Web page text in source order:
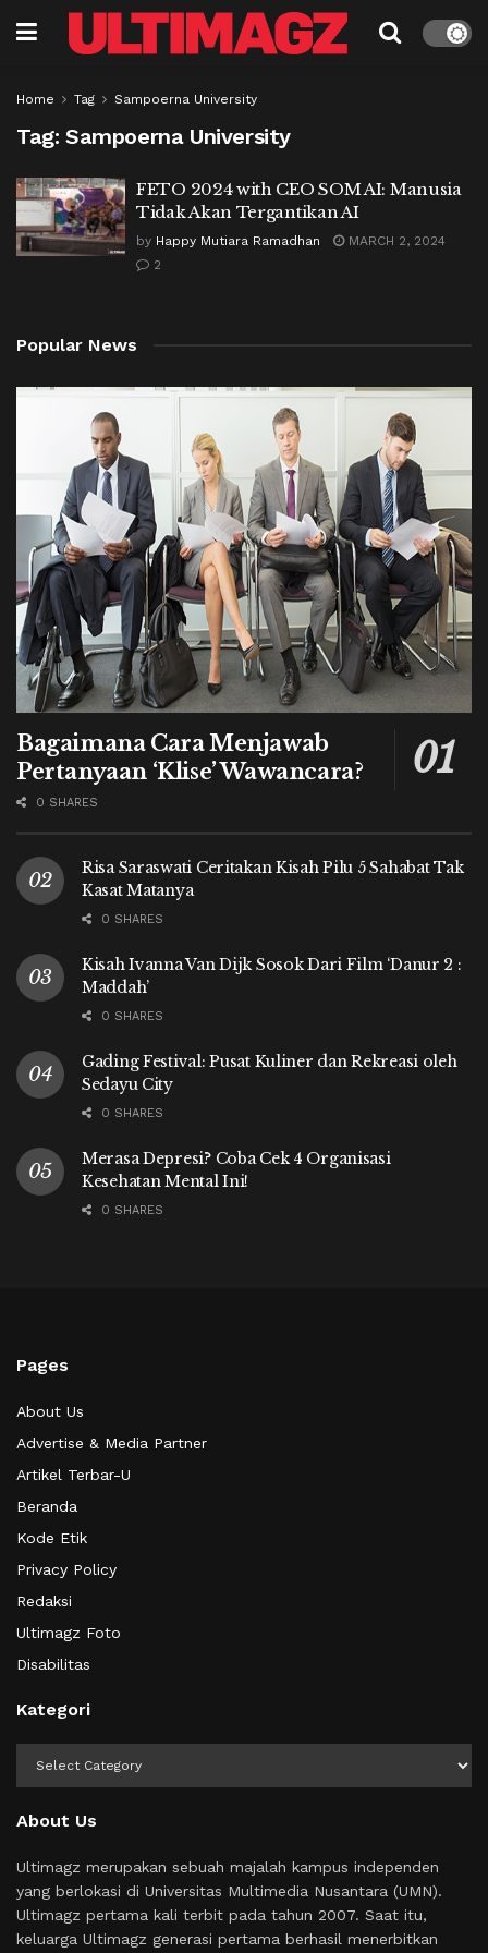
Home Tag Sampoerna University
Tag: Sampoerna University
FETO 2024 with CEO SOM AI: Manusia
Tidak Akan Tergantikan AI
by Happy Mutiara Ramadhan
MARCH 2, 2024
2
Popular News
Bagaimana Cara Menjawab
Pertanyaan ‘Klise’ Wawancara?
0 SHARES
Risa Saraswati Ceritakan Kisah Pilu 5 Sahabat Tak
Kasat Matanya
0 SHARES
Kisah Ivanna Van Dijk Sosok Dari Film ‘Danur 2 :
Maddah’
0 SHARES
Gading Festival: Pusat Kuliner dan Rekreasi oleh
Sedayu City
0 SHARES
Merasa Depresi? Coba Cek 4 Organisasi
Kesehatan Mental Ini!
0 SHARES
Pages
About Us
Advertise & Media Partner
Artikel Terbar-U
Beranda
Kode Etik
Privacy Policy
Redaksi
Ultimagz Foto
Disabilitas
Kategori
About Us
Ultimagz merupakan sebuah majalah kampus independen
yang berlokasi di Universitas Multimedia Nusantara (UMN).
Ultimagz pertama kali terbit pada tahun 2007. Saat itu,
keluarga Ultimagz generasi pertama berhasil menerbitkan